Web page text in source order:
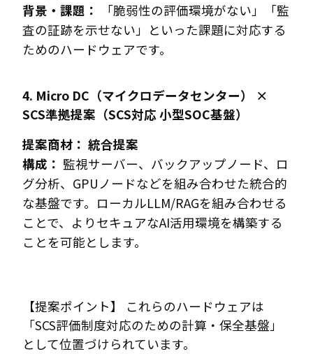
背景・課題：
「脆弱性の評価環境がない」「監
査の証跡を示せない」といった課題に対応する
ためのハードウェアです。
4. Micro DC（マイクロデータセンター） ×
SCS準拠提案（SCS対応 小型SOC基盤）
提案商材： 統合提案
構成： 監視サーバー、バックアップノード、ロ
グ分析、GPUノードなどを組み合わせた統合的
な基盤です。ローカルLLM/RAGを組み合わせる
ことで、よりセキュアなAI活用環境を構築する
ことを可能とします。
【提案ポイント】 これらのハードウェアは
「SCS評価制度対応のための計算・保全基盤」
として位置づけられています。